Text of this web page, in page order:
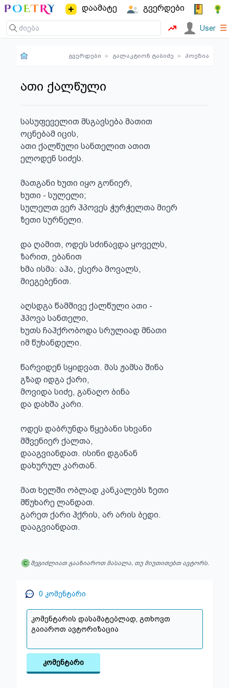
დაამატე გვერდები
User ☰
გვერდები ▸ გალაკტიონ ტაბიძე ▸ პოეზია
ათი ქალწული
სასუფეველით მსგავსება მათით
ოცნებამ იცის,
ათი ქალწული სანთელით ათით
ელოდენ სიძეს.
მათგანი ხუთი იყო გონიერ,
ხუთი - სულელი;
სულელთ ვერ ჰპოვეს ჭურჭელთა მიერ
ზეთი სურნელი.
და ღამით, ოდეს სძინავდა ყოველს,
ზარით, ებანით
ხმა ისმა: აჰა, ესერა მოვალს,
მიეგებენით.
აღსდგა წამშივე ქალწული ათი -
ჰპოვა სანთელი,
ხუთს ჩაჰქრობოდა სრულიად მნათი
იმ წუხანდელი.
წარვიდენ სყიდვათ. მას ჟამსა შინა
გზად იდგა ქარი,
მოვიდა სიძე, განაღო ბინა
და დახშა კარი.
ოდეს დაბრუნდა წყებანი სხვანი
მშვენიერ ქალთა,
დააგვიანდათ. ისინი დგანან
დახურულ კართან.
მათ ხელში ობლად კანკალებს ზეთი
მწუხარე ლანდათ.
გარეთ ქარი ჰქრის, არ არის ბედი.
დააგვიანდათ.
შეგიძლიათ გააზიაროთ მასალა, თუ მიუთითებთ ავტორს.
0 კომენტარი
კომენტარი